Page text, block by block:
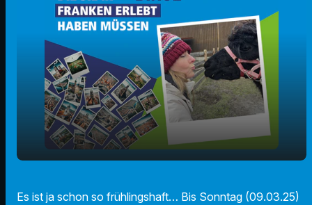
play_arrow Das Finale der Nürnberger Winterwelt
Es ist ja schon so frühlingshaft… Bis Sonntag (09.03.25)